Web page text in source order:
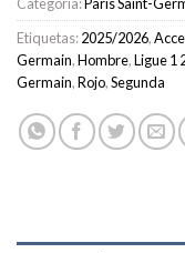
Etiquetas:2025/2026,
Germain,Hombre,Ligue 1
Germain,Rojo,Segunda